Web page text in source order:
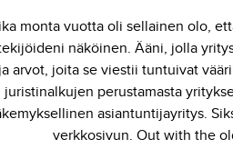
kirjata. Tuleehan ilmoitus
purkaa kaupan, ilmoita
Ilmoita
monta vuotta oli sellainen olo,
näköinen. Ääni, jolla
ja arvot, joita se viestii tuntuivat
juristinalkujen perustamasta
asiantuntijayritys.
verkkosivun. Out with the